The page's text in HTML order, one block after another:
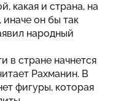
какая и страна, на
иначе он бы так
народный
в стране начнется
Рахманин. В
фигуры, которая